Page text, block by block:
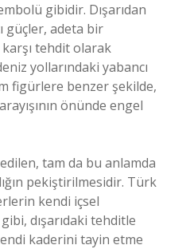
gibidir. Dışarıdan
güçler, adeta bir
tehdit olarak
yollarındaki yabancı
figürlere benzer şekilde,
önünde engel
tam da bu anlamda
pekiştirilmesidir. Türk
kendi içsel
dışarıdaki tehditle
kaderini tayin etme